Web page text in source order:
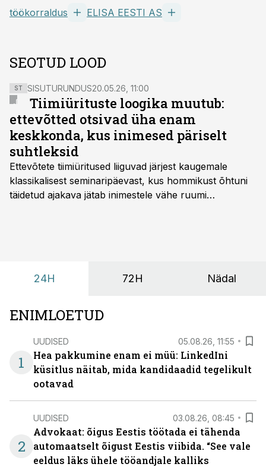
töökorraldus ELISA EESTI AS
SEOTUD LOOD
ST SISUTURUNDUS20.05.26, 11:00
Tiimiürituste loogika muutub:
ettevõtted otsivad üha enam
keskkonda, kus inimesed päriselt
suhtleksid
Ettevõtete tiimiüritused liiguvad järjest kaugemale
klassikalisest seminaripäevast, kus hommikust õhtuni
täidetud ajakava jätab inimestele vähe ruumi
24H 72H Nädal
ENIMLOETUD
1
UUDISED 05.08.26, 11:55
Hea pakkumine enam ei müü: LinkedIni
küsitlus näitab, mida kandidaadid tegelikult
ootavad
2
UUDISED 03.08.26, 08:45
Advokaat: õigus Eestis töötada ei tähenda
automaatselt õigust Eestis viibida. “See vale
eeldus läks ühele tööandjale kalliks